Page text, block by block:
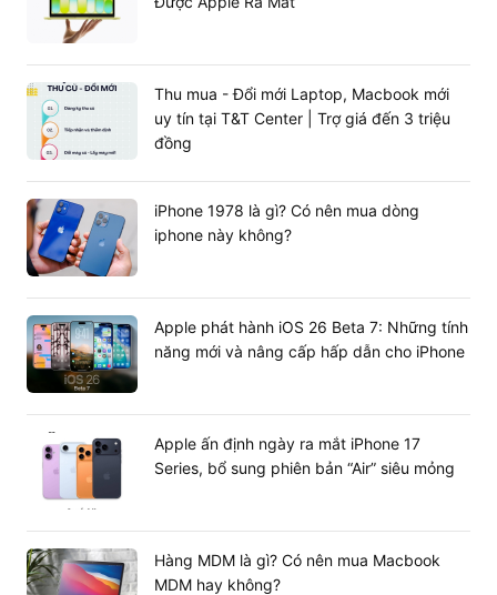
16GB-V giá ưu đãi
Thu mua - Đổi mới Laptop, Macbook mới
uy tín tại T&T Center | Trợ giá đến 3 triệu
đồng
iPhone 1978 là gì? Có nên mua dòng
iphone này không?
Apple phát hành iOS 26 Beta 7: Những tính
năng mới và nâng cấp hấp dẫn cho iPhone
Apple ấn định ngày ra mắt iPhone 17
Series, bổ sung phiên bản “Air” siêu mỏng
Hàng MDM là gì? Có nên mua Macbook
MDM hay không?